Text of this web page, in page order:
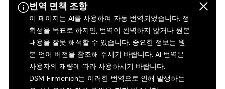
번역 면책 조항
이 페이지는 AI를 사용하여 자동 번역되었습니다. 정
확성을 목표로 하지만, 번역이 완벽하지 않거나 원본
내용을 잘못 해석할 수 있습니다. 중요한 정보는 원
본 언어 버전을 참조해 주시기 바랍니다. AI 번역은
사용자의 재량에 따라 사용하시기 바랍니다.
DSM‑Firmenich는 이러한 번역으로 인해 발생하는